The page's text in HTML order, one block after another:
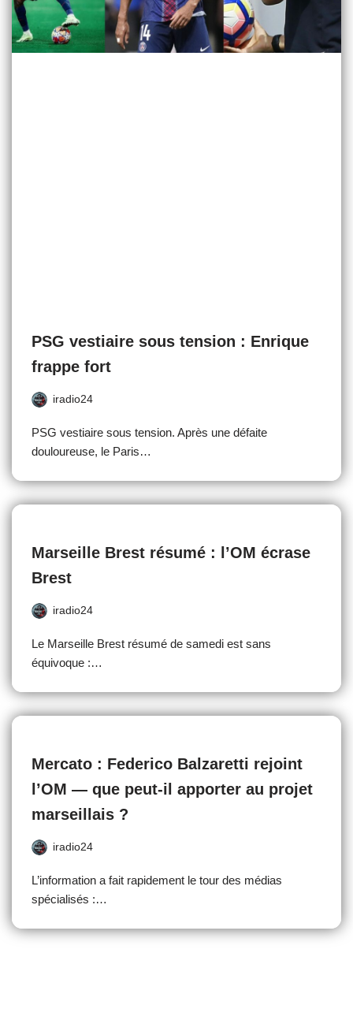
PSG vestiaire sous tension : Enrique
frappe fort
iradio24
PSG vestiaire sous tension. Après une défaite
douloureuse, le Paris…
Marseille Brest résumé : l’OM écrase
Brest
iradio24
Le Marseille Brest résumé de samedi est sans
équivoque :…
Mercato : Federico Balzaretti rejoint
l’OM — que peut-il apporter au projet
marseillais ?
iradio24
L’information a fait rapidement le tour des médias
spécialisés :…